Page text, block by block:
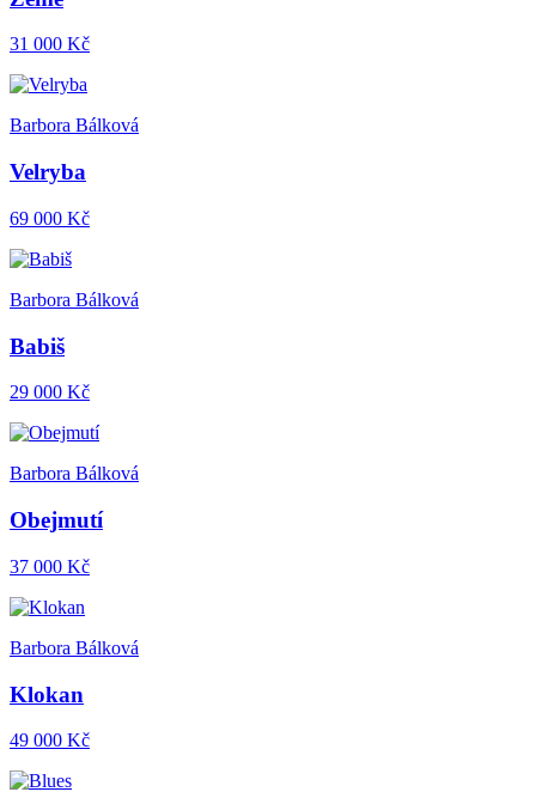
31 000 Kč
Barbora Bálková
Velryba
69 000 Kč
Barbora Bálková
Babiš
29 000 Kč
Barbora Bálková
Obejmutí
37 000 Kč
Barbora Bálková
Klokan
49 000 Kč